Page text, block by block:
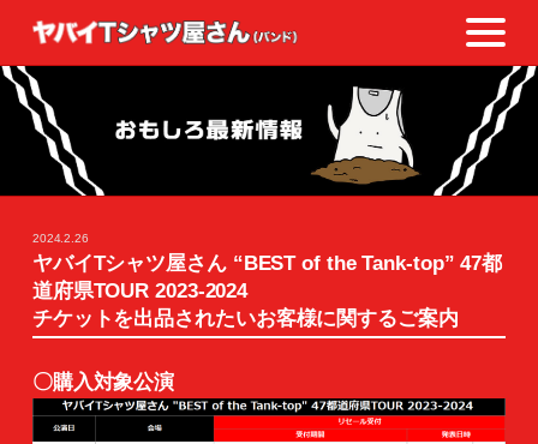
2024.2.26
ヤバイTシャツ屋さん “BEST of the Tank-top” 47都
道府県TOUR 2023-2024
チケットを出品されたいお客様に関するご案内
〇購入対象公演